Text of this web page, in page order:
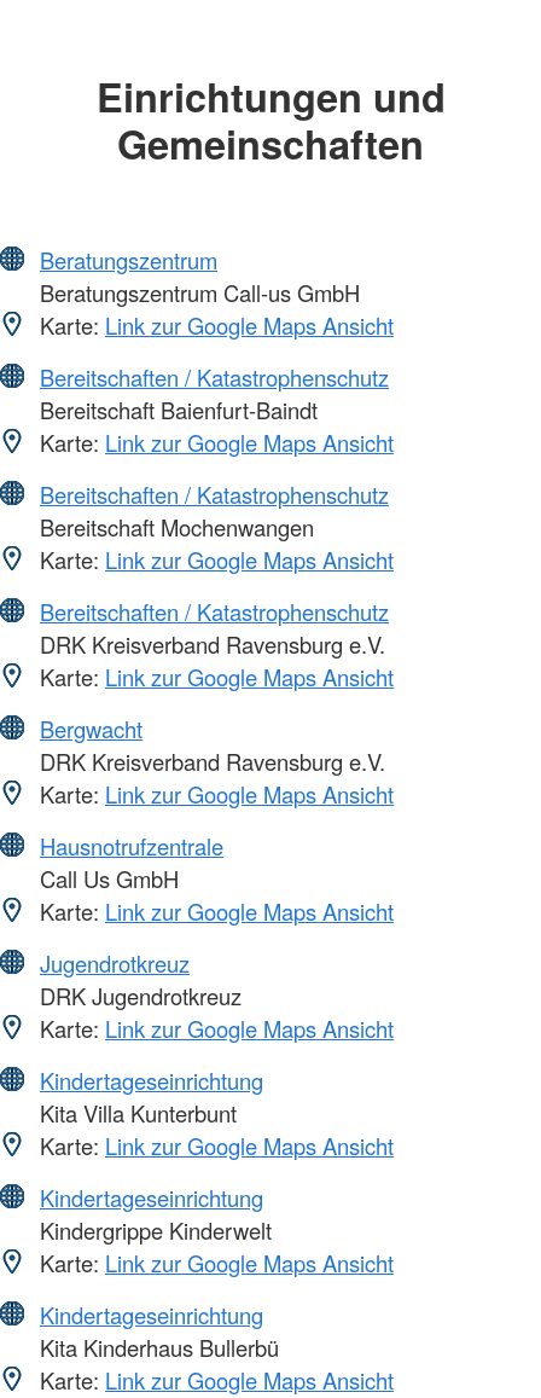
Einrichtungen und
Gemeinschaften
Beratungszentrum
Beratungszentrum Call-us GmbH
Karte: Link zur Google Maps Ansicht
Bereitschaften / Katastrophenschutz
Bereitschaft Baienfurt-Baindt
Karte: Link zur Google Maps Ansicht
Bereitschaften / Katastrophenschutz
Bereitschaft Mochenwangen
Karte: Link zur Google Maps Ansicht
Bereitschaften / Katastrophenschutz
DRK Kreisverband Ravensburg e.V.
Karte: Link zur Google Maps Ansicht
Bergwacht
DRK Kreisverband Ravensburg e.V.
Karte: Link zur Google Maps Ansicht
Hausnotrufzentrale
Call Us GmbH
Karte: Link zur Google Maps Ansicht
Jugendrotkreuz
DRK Jugendrotkreuz
Karte: Link zur Google Maps Ansicht
Kindertageseinrichtung
Kita Villa Kunterbunt
Karte: Link zur Google Maps Ansicht
Kindertageseinrichtung
Kindergrippe Kinderwelt
Karte: Link zur Google Maps Ansicht
Kindertageseinrichtung
Kita Kinderhaus Bullerbü
Karte: Link zur Google Maps Ansicht